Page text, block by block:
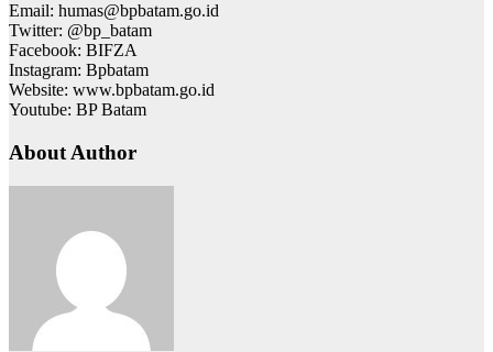
Email: humas@bpbatam.go.id
Twitter: @bp_batam
Facebook: BIFZA
Instagram: Bpbatam
Website: www.bpbatam.go.id
Youtube: BP Batam
About Author